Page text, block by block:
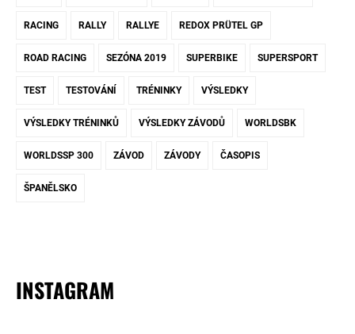
RACING RALLY RALLYE REDOX PRÜTEL GP
ROAD RACING SEZÓNA 2019 SUPERBIKE SUPERSPORT
TEST TESTOVÁNÍ TRÉNINKY VÝSLEDKY
VÝSLEDKY TRÉNINKŮ VÝSLEDKY ZÁVODŮ WORLDSBK
WORLDSSP 300 ZÁVOD ZÁVODY ČASOPIS
ŠPANĚLSKO
INSTAGRAM